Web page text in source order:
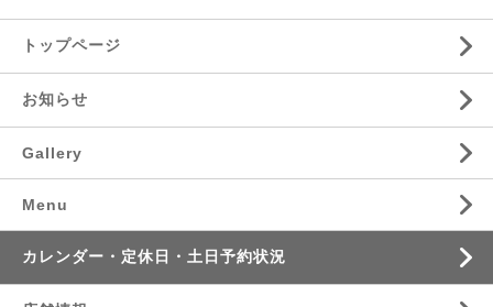
トップページ
お知らせ
Gallery
Menu
カレンダー・定休日・土日予約状況